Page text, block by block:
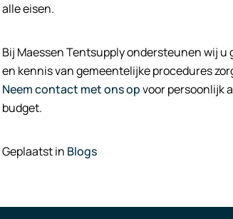
alle eisen.
Bij Maessen Tentsupply ondersteunen wij
en kennis van gemeentelijke procedures
Neem contact met ons opvoor persoonlijk
budget.
Geplaatst in Blogs